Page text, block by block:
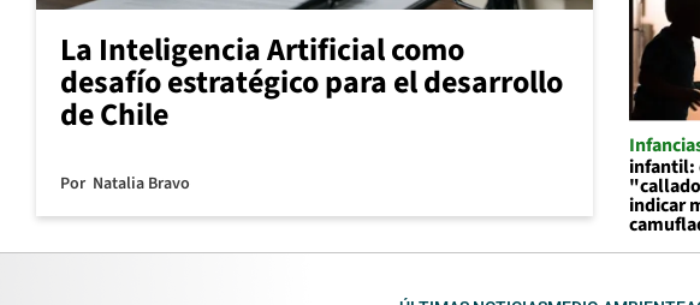
La Inteligencia Artificial como
desafío estratégico para el desarrollo
de Chile
Por Natalia Bravo
infantil:
indicar